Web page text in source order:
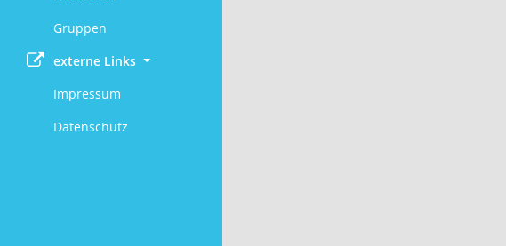
Gruppen
externe Links
Impressum
Datenschutz